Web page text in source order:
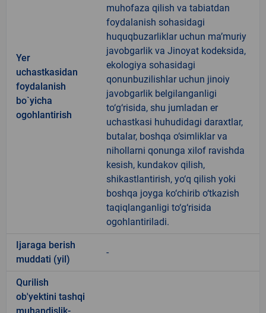
Yer
uchastkasidan
foydalanish
bo`yicha
ogohlantirish
muhofaza qilish va tabiatdan
foydalanish sohasidagi
huquqbuzarliklar uchun ma’muriy
javobgarlik va Jinoyat kodeksida,
ekologiya sohasidagi
qonunbuzilishlar uchun jinoiy
javobgarlik belgilanganligi
to‘g‘risida, shu jumladan er
uchastkasi huhudidagi daraxtlar,
butalar, boshqa o‘simliklar va
nihollarni qonunga xilof ravishda
kesish, kundakov qilish,
shikastlantirish, yo‘q qilish yoki
boshqa joyga ko‘chirib o‘tkazish
taqiqlanganligi to‘g‘risida
ogohlantiriladi.
Ijaraga berish
muddati (yil)
-
Qurilish
ob'yektini tashqi